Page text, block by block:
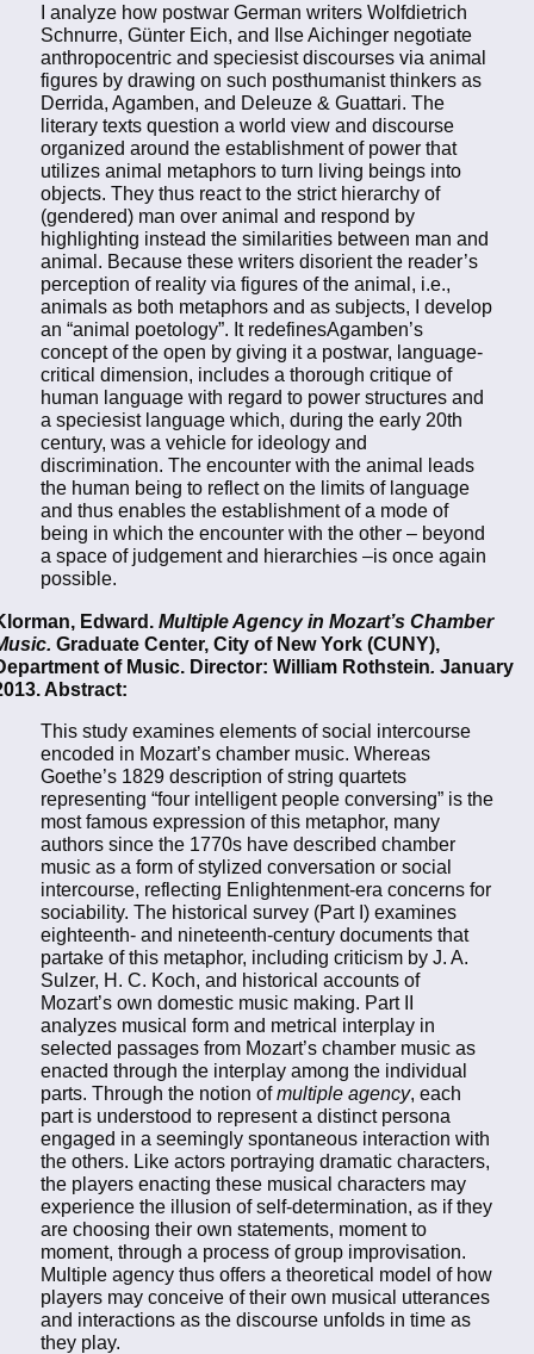
I analyze how postwar German writers Wolfdietrich
Schnurre, Günter Eich, and Ilse Aichinger negotiate
anthropocentric and speciesist discourses via animal
figures by drawing on such posthumanist thinkers as
Derrida, Agamben, and Deleuze & Guattari. The
literary texts question a world view and discourse
organized around the establishment of power that
utilizes animal metaphors to turn living beings into
objects. They thus react to the strict hierarchy of
(gendered) man over animal and respond by
highlighting instead the similarities between man and
animal. Because these writers disorient the reader’s
perception of reality via figures of the animal, i.e.,
animals as both metaphors and as subjects, I develop
an “animal poetology”. It redefinesAgamben’s
concept of the open by giving it a postwar, language-
critical dimension, includes a thorough critique of
human language with regard to power structures and
a speciesist language which, during the early 20th
century, was a vehicle for ideology and
discrimination. The encounter with the animal leads
the human being to reflect on the limits of language
and thus enables the establishment of a mode of
being in which the encounter with the other – beyond
a space of judgement and hierarchies –is once again
possible.
Edward. Multiple Agency in Mozart’s Chamber
Graduate Center, City of New York (CUNY),
of Music. Director: William Rothstein January
Abstract:
This study examines elements of social intercourse
encoded in Mozart’s chamber music. Whereas
Goethe’s 1829 description of string quartets
representing “four intelligent people conversing” is the
most famous expression of this metaphor, many
authors since the 1770s have described chamber
music as a form of stylized conversation or social
intercourse, reflecting Enlightenment-era concerns for
sociability. The historical survey (Part I) examines
eighteenth- and nineteenth-century documents that
partake of this metaphor, including criticism by J. A.
Sulzer, H. C. Koch, and historical accounts of
Mozart’s own domestic music making. Part II
analyzes musical form and metrical interplay in
selected passages from Mozart’s chamber music as
enacted through the interplay among the individual
parts. Through the notion ofmultiple agency, each
part is understood to represent a distinct persona
engaged in a seemingly spontaneous interaction with
the others. Like actors portraying dramatic characters,
the players enacting these musical characters may
experience the illusion of self-determination, as if they
are choosing their own statements, moment to
moment, through a process of group improvisation.
Multiple agency thus offers a theoretical model of how
players may conceive of their own musical utterances
and interactions as the discourse unfolds in time as
they play.